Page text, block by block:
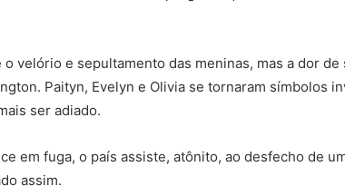
velório e sepultamento das meninas, mas a dor
Paityn, Evelyn e Olivia se tornaram símbolos
ser adiado.
em fuga, o país assiste, atônito, ao desfecho de
assim.